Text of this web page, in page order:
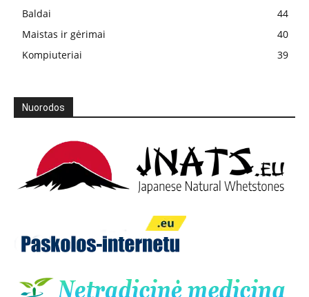
Baldai
44
Maistas ir gėrimai
40
Kompiuteriai
39
Nuorodos